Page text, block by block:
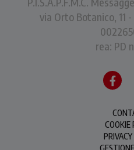
via Orto Botanico, 11 -
rea: PD
COOKIE